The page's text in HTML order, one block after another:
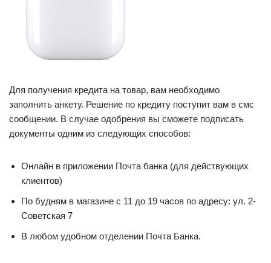
Для получения кредита на товар, вам необходимо
заполнить анкету. Решение по кредиту поступит вам в смс
сообщении. В случае одобрения вы сможете подписать
документы одним из следующих способов:
Онлайн в приложении Почта банка (для действующих
клиентов)
По будням в магазине с 11 до 19 часов по адресу: ул. 2-
Советская 7
В любом удобном отделении Почта Банка.